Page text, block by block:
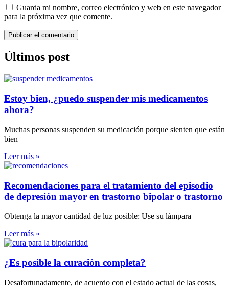
Guarda mi nombre, correo electrónico y web en este navegador
para la próxima vez que comente.
Últimos post
Estoy bien, ¿puedo suspender mis medicamentos
ahora?
Muchas personas suspenden su medicación porque sienten que están
bien
Leer más »
Recomendaciones para el tratamiento del episodio
de depresión mayor en trastorno bipolar o trastorno
Obtenga la mayor cantidad de luz posible: Use su lámpara
Leer más »
¿Es posible la curación completa?
Desafortunadamente, de acuerdo con el estado actual de las cosas,